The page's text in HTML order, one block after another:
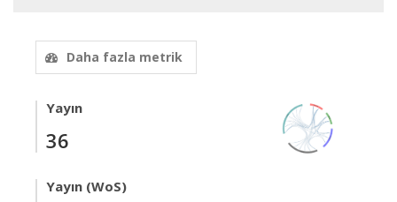
Daha fazla metrik
Yayın
36
Yayın (WoS)